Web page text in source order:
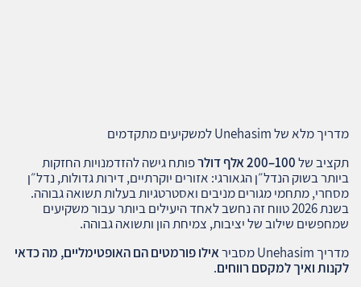
מדריך מלא של Unehasim למשקיעים מתקדמים
תקציב של100–200 אלף דולרפותח גישה להזדמנויות החזקות
ביותר בשוק הנדל״ן הגאורגי: אזורים יוקרתיים, דירות גדולות, נדל״ן
מסחרי, מתחמי מגורים מניבים ואסטרטגיות בעלות תשואה גבוהה.
בשנת 2026 טווח זה נחשב לאחד היעילים ביותר עבור משקיעים
שמחפשים שילוב של יציבות, צמיחת הון ותשואה גבוהה.
מדריך Unehasim מסביר
אילו פורמטים הם האופטימליים, מה כדאי
לקנות ואיך למקסם רווחים.